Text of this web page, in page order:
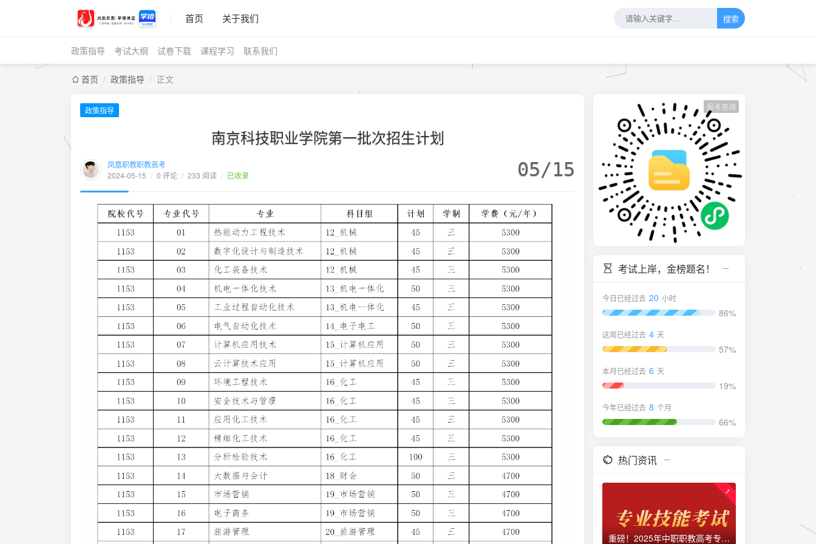
首页 关于我们 搜索
政策指导 考试大纲 试卷下载 课程学习 联系我们
首页 / 政策指导 / 正文
政策指导
南京科技职业学院第一批次招生计划
凤凰职教职教高考
2024-05-15 / 0 评论 / 233 阅读 / 已收录 05/15
报考查询
考试上岸，金榜题名！
今日已经过去 20 小时
86%
这周已经过去 4 天
57%
本月已经过去 6 天
19%
今年已经过去 8 个月
66%
热门资讯
1
重磅！2025年中职职教高考专业技能考试考点与时间安排！